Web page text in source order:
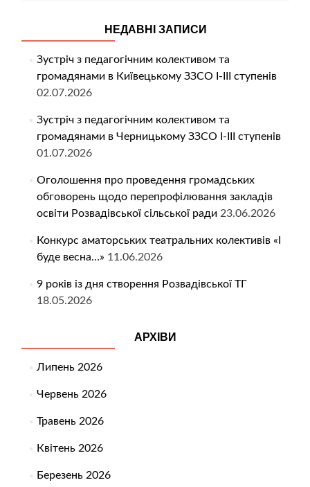
НЕДАВНІ ЗАПИСИ
Зустріч з педагогічним колективом та
громадянами в Київецькому ЗЗСО І-ІІІ ступенів
02.07.2026
Зустріч з педагогічним колективом та
громадянами в Черницькому ЗЗСО І-ІІІ ступенів
01.07.2026
Оголошення про проведення громадських
обговорень щодо перепрофілювання закладів
освіти Розвадівської сільської ради 23.06.2026
Конкурс аматорських театральних колективів «І
буде весна…» 11.06.2026
9 років із дня створення Розвадівської ТГ
18.05.2026
АРХІВИ
Липень 2026
Червень 2026
Травень 2026
Квітень 2026
Березень 2026